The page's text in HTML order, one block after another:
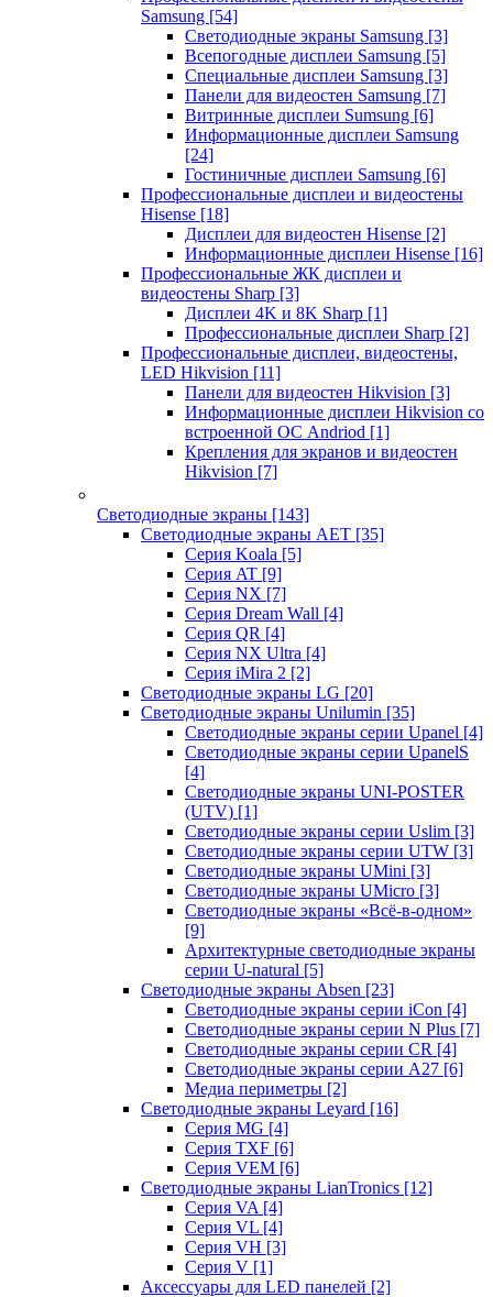
Samsung [54]
Светодиодные экраны Samsung [3]
Всепогодные дисплеи Samsung [5]
Специальные дисплеи Samsung [3]
Панели для видеостен Samsung [7]
Витринные дисплеи Sumsung [6]
Информационные дисплеи Samsung
[24]
Гостиничные дисплеи Samsung [6]
Профессиональные дисплеи и видеостены
Hisense [18]
Дисплеи для видеостен Hisense [2]
Информационные дисплеи Hisense [16]
Профессиональные ЖК дисплеи и
видеостены Sharp [3]
Дисплеи 4K и 8K Sharp [1]
Профессиональные дисплеи Sharp [2]
Профессиональные дисплеи, видеостены,
LED Hikvision [11]
Панели для видеостен Hikvision [3]
Информационные дисплеи Hikvision со
встроенной ОС Andriod [1]
Крепления для экранов и видеостен
Hikvision [7]
Светодиодные экраны [143]
Светодиодные экраны AET [35]
Cерия Koala [5]
Серия AT [9]
Серия NX [7]
Серия Dream Wall [4]
Серия QR [4]
Серия NX Ultra [4]
Серия iMira 2 [2]
Светодиодные экраны LG [20]
Светодиодные экраны Unilumin [35]
Светодиодные экраны серии Upanel [4]
Светодиодные экраны серии UpanelS
[4]
Светодиодные экраны UNI-POSTER
(UTV) [1]
Светодиодные экраны серии Uslim [3]
Светодиодные экраны серии UTW [3]
Светодиодные экраны UMini [3]
Светодиодные экраны UMicro [3]
Светодиодные экраны «Всё-в-одном»
[9]
Архитектурные светодиодные экраны
серии U-natural [5]
Светодиодные экраны Absen [23]
Светодиодные экраны серии iCon [4]
Светодиодные экраны серии N Plus [7]
Светодиодные экраны серии CR [4]
Светодиодные экраны серии А27 [6]
Медиа периметры [2]
Светодиодные экраны Leyard [16]
Серия MG [4]
Серия TXF [6]
Серия VEM [6]
Светодиодные экраны LianTronics [12]
Серия VA [4]
Серия VL [4]
Серия VH [3]
Серия V [1]
Аксессуары для LED панелей [2]